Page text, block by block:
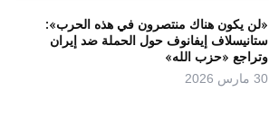
«لن يكون هناك منتصرون في هذه الحرب»:
ستانيسلاف إيفانوف حول الحملة ضد إيران
وتراجع «حزب الله»
30 مارس 2026